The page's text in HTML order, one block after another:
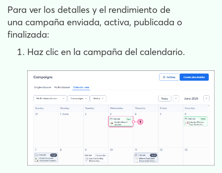
Para ver los detalles y el rendimiento de
una campaña enviada, activa, publicada o
finalizada:
Haz clic en la campaña del calendario.